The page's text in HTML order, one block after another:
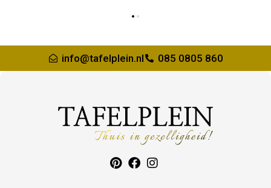
info@tafelplein.nl 085 0805 860